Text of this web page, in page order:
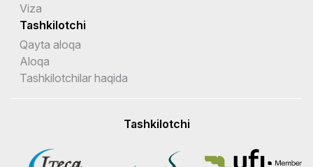
Viza
Tashkilotchi
Qayta aloqa
Aloqa
Tashkilotchilar haqida
Tashkilotchi